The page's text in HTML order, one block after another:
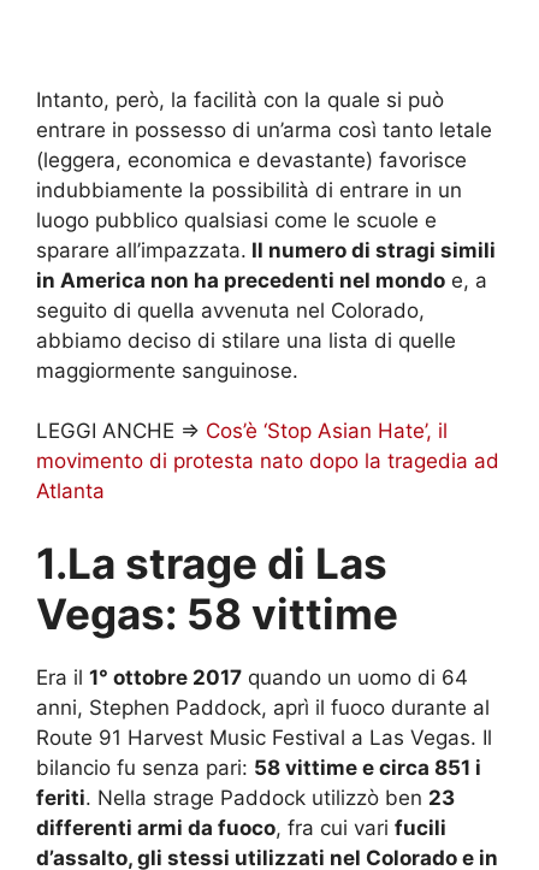
Intanto, però, la facilità con la quale si può
entrare in possesso di un’arma così tanto letale
(leggera, economica e devastante) favorisce
indubbiamente la possibilità di entrare in un
luogo pubblico qualsiasi come le scuole e
sparare all’impazzata. Il numero di stragi simili
in America non ha precedenti nel mondo e, a
seguito di quella avvenuta nel Colorado,
abbiamo deciso di stilare una lista di quelle
maggiormente sanguinose.
LEGGI ANCHE => Cos’è ‘Stop Asian Hate’, il
movimento di protesta nato dopo la tragedia ad
Atlanta
1.La strage di Las
Vegas: 58 vittime
Era il 1° ottobre 2017 quando un uomo di 64
anni, Stephen Paddock, aprì il fuoco durante al
Route 91 Harvest Music Festival a Las Vegas. Il
bilancio fu senza pari: 58 vittime e circa 851 i
feriti. Nella strage Paddock utilizzò ben 23
differenti armi da fuoco, fra cui vari fucili
d’assalto, gli stessi utilizzati nel Colorado e in